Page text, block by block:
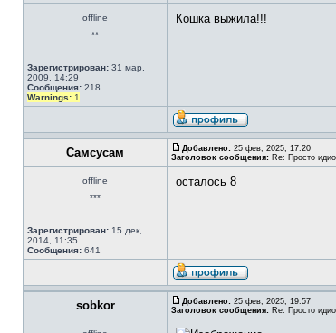
offline
**
Зарегистрирован: 31 мар,
2009, 14:29
Сообщения: 218
Warnings: 1
Кошка выжила!!!
Самсусам Добавлено: 25 фев, 2025, 17:20
Заголовок сообщения: Re: Просто
offline
***
Зарегистрирован: 15 дек,
2014, 11:35
Сообщения: 641
осталось 8
sobkor Добавлено: 25 фев, 2025, 19:57
Заголовок сообщения: Re: Просто